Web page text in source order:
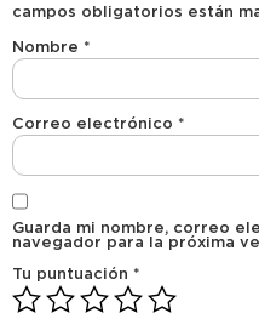
campos obligatorios están
Nombre *
Correo electrónico *
Guarda mi nombre, correo
navegador para la próxima
Tu puntuación *